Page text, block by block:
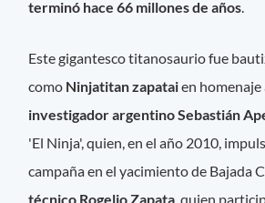
terminó hace 66 millones de años.
Este gigantesco titanosaurio fue
como Ninjatitan zapataien homenaje
investigador argentino Sebastián
'El Ninja', quien, en el año 2010,
campaña en el yacimiento de Bajada
técnico Rogelio Zapata , quien